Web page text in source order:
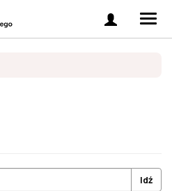
Zaloguj
się
Idź